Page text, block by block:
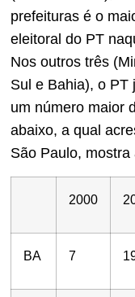
prefeituras é o
eleitoral do PT
Nos outros três
Sul e Bahia), o PT
um número maior
abaixo, a qual
São Paulo,
2000
BA 7